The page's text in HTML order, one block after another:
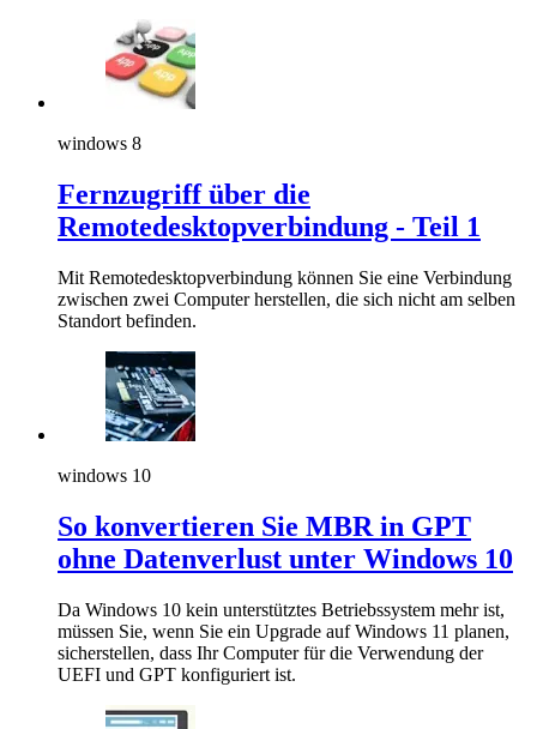
windows 8
Fernzugriff über die
Remotedesktopverbindung - Teil 1
Mit Remotedesktopverbindung können Sie eine Verbindung
zwischen zwei Computer herstellen, die sich nicht am selben
Standort befinden.
windows 10
So konvertieren Sie MBR in GPT
ohne Datenverlust unter Windows 10
Da Windows 10 kein unterstütztes Betriebssystem mehr ist,
müssen Sie, wenn Sie ein Upgrade auf Windows 11 planen,
sicherstellen, dass Ihr Computer für die Verwendung der
UEFI und GPT konfiguriert ist.